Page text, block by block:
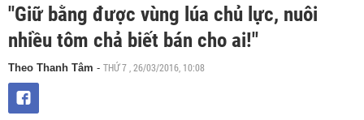
"Giữ bằng được vùng lúa chủ lực, nuôi
nhiều tôm chả biết bán cho ai!"
Theo Thanh Tâm - THỨ 7 , 26/03/2016, 10:08